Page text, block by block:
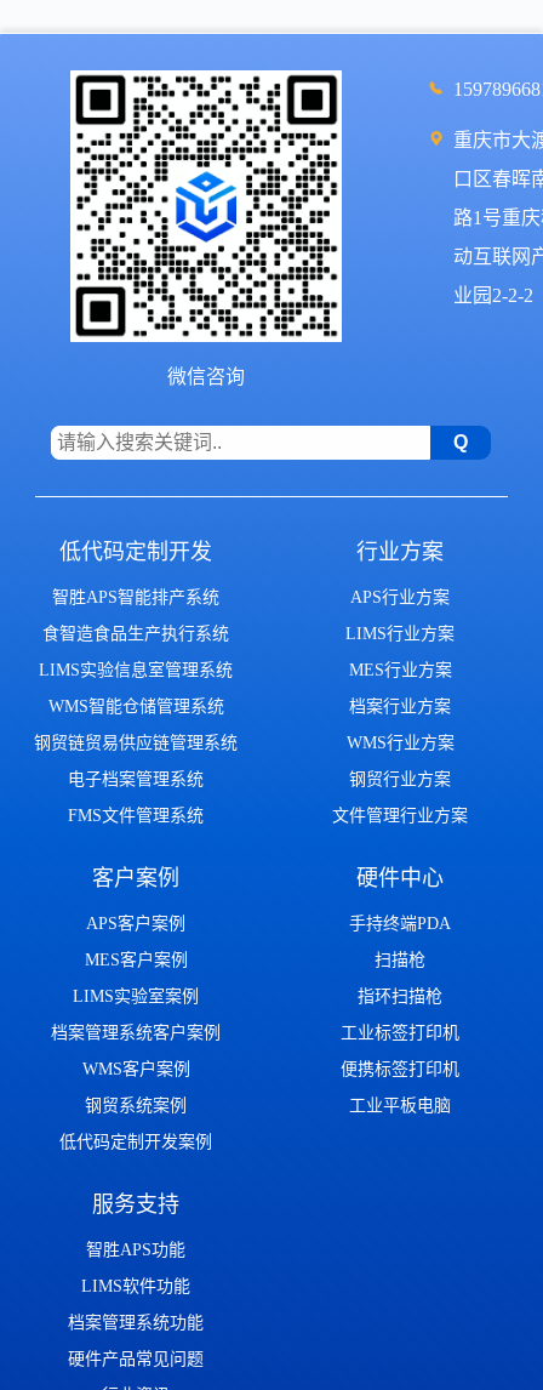
微信咨询
重庆市大
口区春晖
路1号重
动互联网
业园2-2-2
低代码定制开发
智胜APS智能排产系统
食智造食品生产执行系统
LIMS实验信息室管理系统
WMS智能仓储管理系统
钢贸链贸易供应链管理系统
电子档案管理系统
FMS文件管理系统
行业方案
APS行业方案
LIMS行业方案
MES行业方案
档案行业方案
WMS行业方案
钢贸行业方案
文件管理行业方案
客户案例
APS客户案例
MES客户案例
LIMS实验室案例
档案管理系统客户案例
WMS客户案例
钢贸系统案例
低代码定制开发案例
硬件中心
手持终端PDA
扫描枪
指环扫描枪
工业标签打印机
便携标签打印机
工业平板电脑
服务支持
智胜APS功能
LIMS软件功能
档案管理系统功能
硬件产品常见问题